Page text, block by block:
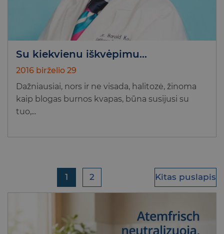
Su kiekvienu iškvėpimu…
2016 birželio 29
Dažniausiai, nors ir ne visada, halitozė, žinoma
kaip blogas burnos kvapas, būna susijusi su
tuo,...
1 2 Kitas puslapis